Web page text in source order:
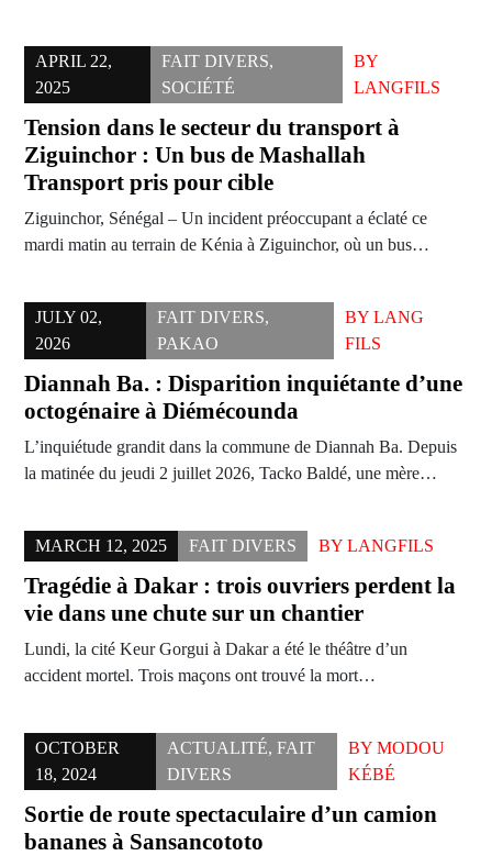
APRIL 22,
2025
FAIT DIVERS,
SOCIÉTÉ
BY
LANGFILS
Tension dans le secteur du transport à
Ziguinchor : Un bus de Mashallah
Transport pris pour cible
Ziguinchor, Sénégal – Un incident préoccupant a éclaté ce
mardi matin au terrain de Kénia à Ziguinchor, où un bus…
JULY 02,
2026
FAIT DIVERS,
PAKAO
BYLANG
FILS
Diannah Ba. : Disparition inquiétante d’une
octogénaire à Diémécounda
L’inquiétude grandit dans la commune de Diannah Ba. Depuis
la matinée du jeudi 2 juillet 2026, Tacko Baldé, une mère…
MARCH 12, 2025 FAIT DIVERS BY LANGFILS
Tragédie à Dakar : trois ouvriers perdent la
vie dans une chute sur un chantier
Lundi, la cité Keur Gorgui à Dakar a été le théâtre d’un
accident mortel. Trois maçons ont trouvé la mort…
OCTOBER
18, 2024
ACTUALITÉ,FAIT
DIVERS
BYMODOU
KÉBÉ
Sortie de route spectaculaire d’un camion
bananes à Sansancototo